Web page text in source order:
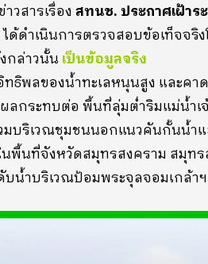
วสารเรื่อง สทนช. ประกาศเฝ้าร
ด้ดำเนินการตรวจสอบข้อเท็จจ
กล่าวนั้น เป็นข้อมูลจริง
ทธิพลของน้ำทะเลหนุนสูง และคา
ลกระทบต่อ พื้นที่ลุ่มต่ำริมแม่น้ำเ
มบริเวณชุมชนนอกแนวคันกั้นน้ำ
พื้นที่จังหวัดสมุทรสงคราม สมุท
บน้ำบริเวณป้อมพระจุลจอมเกล้า